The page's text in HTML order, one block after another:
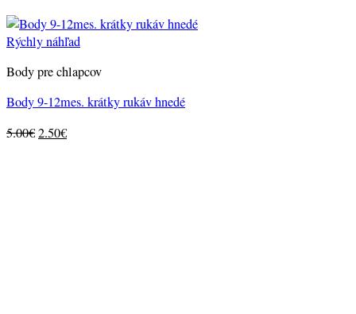
Rýchly náhľad
Body pre chlapcov
Body 9-12mes. krátky rukáv hnedé
5.00€Original
2.50€Current